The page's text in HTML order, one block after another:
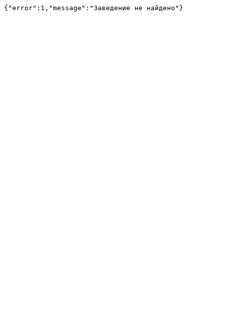
{"error":1,"message":"Заведение не найдено"}